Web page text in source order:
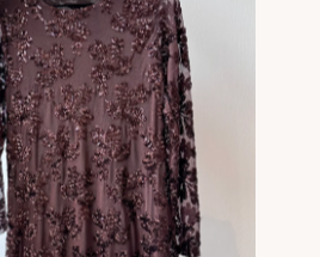
Alphabetisch, Z-A
Preis, niedrig nach hoch
Preis, hoch nach niedrig
Datum, alt zu neu
Datum, neu zu alt